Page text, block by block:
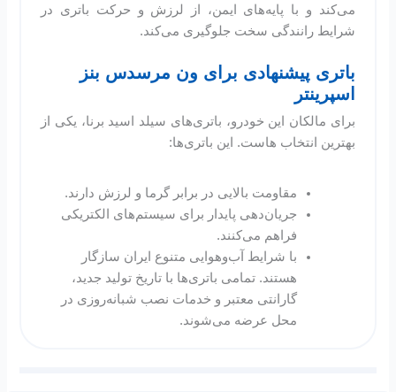
می‌کند و با پایه‌های ایمن، از لرزش و حرکت باتری در
شرایط رانندگی سخت جلوگیری می‌کند.
باتری پیشنهادی برای ون مرسدس بنز
اسپرینتر
برای مالکان این خودرو، باتری‌های سیلد اسید برنا، یکی از
بهترین انتخاب هاست. این باتری‌ها:
مقاومت بالایی در برابر گرما و لرزش دارند.
جریان‌دهی پایدار برای سیستم‌های الکتریکی
فراهم می‌کنند.
با شرایط آب‌وهوایی متنوع ایران سازگار
هستند. تمامی باتری‌ها با تاریخ تولید جدید،
گارانتی معتبر و خدمات نصب شبانه‌روزی در
محل عرضه می‌شوند.